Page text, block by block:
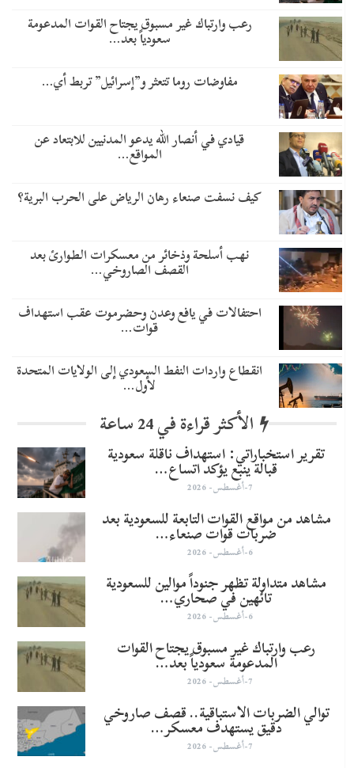
رعب وارتباك غير مسبوق يجتاح القوات المدعومة
سعودياً بعد…
مفاوضات روما تتعثر و”إسرائيل” تربط أي…
قيادي في أنصار الله يدعو المدنيين للابتعاد عن
المواقع…
كيف نسفت صنعاء رهان الرياض على الحرب البرية؟
نهب أسلحة وذخائر من معسكرات الطوارئ بعد
القصف الصاروخي…
احتفالات في يافع وعدن وحضرموت عقب استهداف
قوات…
انقطاع واردات النفط السعودي إلى الولايات المتحدة
لأول…
الأكثر قراءة في 24 ساعة
تقرير استخباراتي: استهداف ناقلة سعودية
قبالة ينبع يؤكد اتساع…
7-أغسطس- 2026
مشاهد من مواقع القوات التابعة للسعودية بعد
ضربات قوات صنعاء…
6-أغسطس- 2026
مشاهد متداولة تظهر جنوداً موالين للسعودية
تائهين في صحاري…
6-أغسطس- 2026
رعب وارتباك غير مسبوق يجتاح القوات
المدعومة سعودياً بعد…
7-أغسطس- 2026
توالي الضربات الاستباقية.. قصف صاروخي
دقيق يستهدف معسكر…
7-أغسطس- 2026